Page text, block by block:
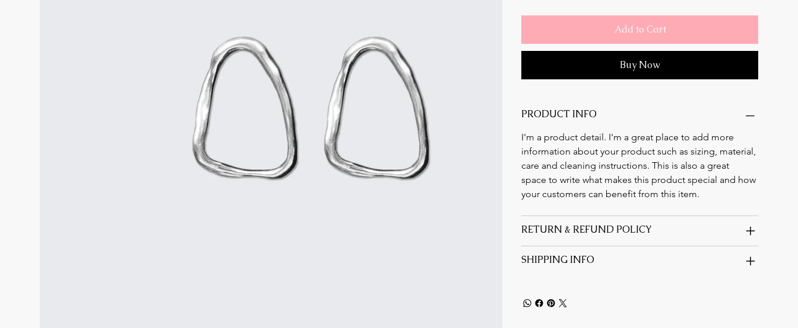
Add to Cart
Buy Now
PRODUCT INFO
I'm a product detail. I'm a great place to add more
information about your product such as sizing, material,
care and cleaning instructions. This is also a great
space to write what makes this product special and how
your customers can benefit from this item.
RETURN & REFUND POLICY
SHIPPING INFO